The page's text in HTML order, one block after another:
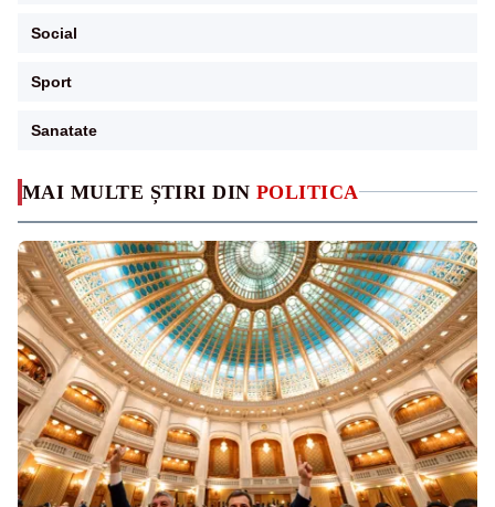
MAI MULTE ȘTIRI DIN POLITICA
Social
Sport
Sanatate